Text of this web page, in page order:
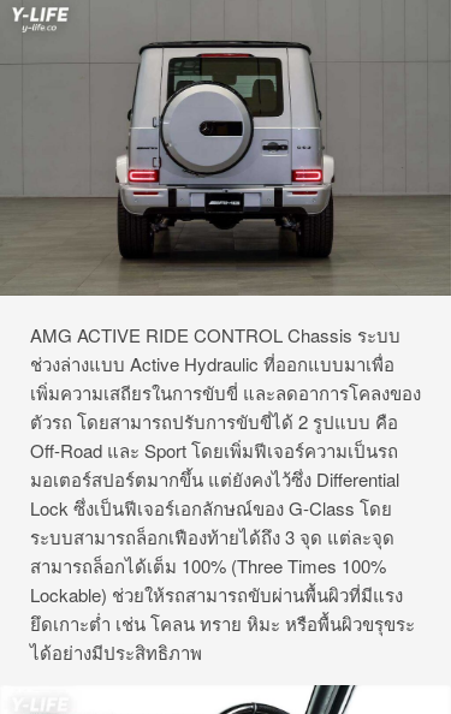
AMG ACTIVE RIDE CONTROL Chassis ระบบ
ช่วงล่างแบบ Active Hydraulic ที่ออกแบบมาเพื่อ
เพิ่มความเสถียรในการขับขี่ และลดอาการโคลงของ
ตัวรถ โดยสามารถปรับการขับขี่ได้ 2 รูปแบบ คือ
Off-Road และ Sport โดยเพิ่มฟีเจอร์ความเป็นรถ
มอเตอร์สปอร์ตมากขึ้น แต่ยังคงไว้ซึ่ง Differential
Lock ซึ่งเป็นฟีเจอร์เอกลักษณ์ของ G-Class โดย
ระบบสามารถล็อกเฟืองท้ายได้ถึง 3 จุด แต่ละจุด
สามารถล็อกได้เต็ม 100% (Three Times 100%
Lockable) ช่วยให้รถสามารถขับผ่านพื้นผิวที่มีแรง
ยึดเกาะต่ำ เช่น โคลน ทราย หิมะ หรือพื้นผิวขรุขระ
ได้อย่างมีประสิทธิภาพ